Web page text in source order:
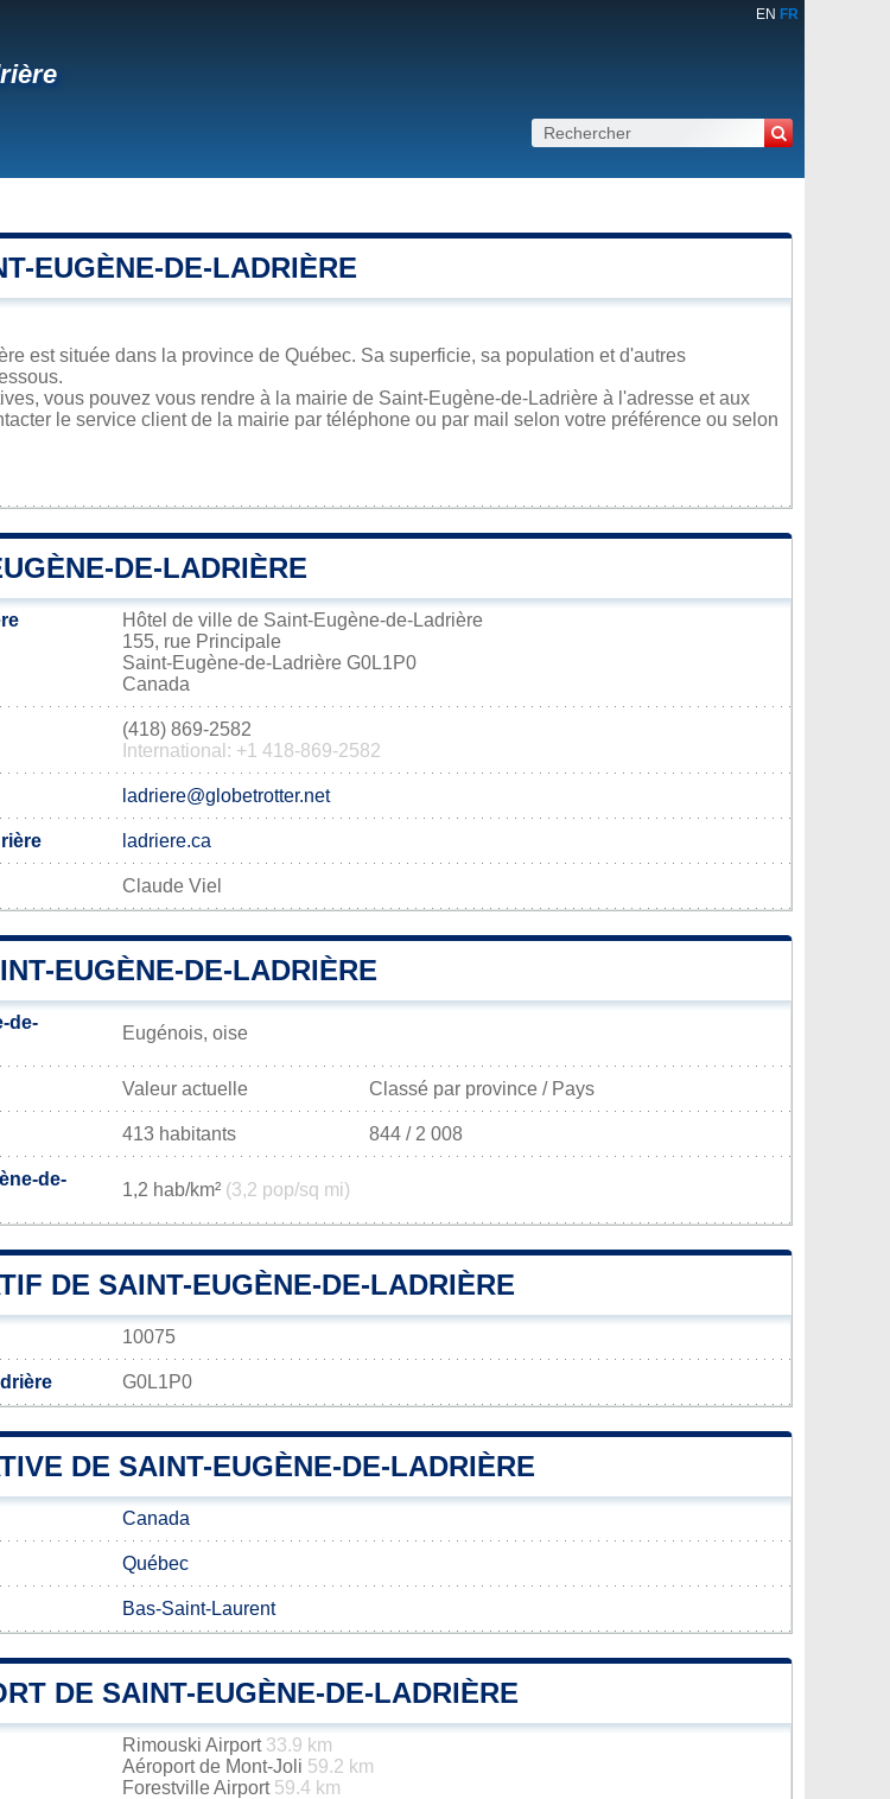
EN FR
EUGÈNE-DE-LADRIÈRE
est située dans la province de Québec. Sa superficie, sa population et d'autres
vous pouvez vous rendre à la mairie de Saint-Eugène-de-Ladrière à l'adresse et aux
le service client de la mairie par téléphone ou par mail selon votre préférence ou selon
DE-LADRIÈRE
Hôtel de ville de Saint-Eugène-de-Ladrière
155, rue Principale
Saint-Eugène-de-Ladrière G0L1P0
Canada
(418) 869-2582
International: +1 418-869-2582
ladriere@globetrotter.net
ladriere.ca
Claude Viel
EUGÈNE-DE-LADRIÈRE
de-
Eugénois, oise
Valeur actuelle Classé par province / Pays
413 habitants 844 / 2 008
de-
1,2 hab/km² (3,2 pop/sq mi)
DE SAINT-EUGÈNE-DE-LADRIÈRE
10075
G0L1P0
DE SAINT-EUGÈNE-DE-LADRIÈRE
Canada
Québec
Bas-Saint-Laurent
DE SAINT-EUGÈNE-DE-LADRIÈRE
Rimouski Airport 33.9 km
Aéroport de Mont-Joli 59.2 km
Forestville Airport 59.4 km